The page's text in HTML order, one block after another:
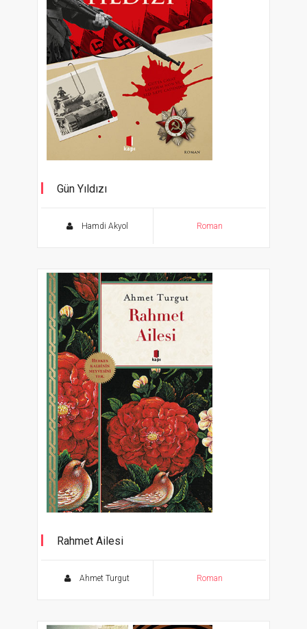
Gün Yıldızı
Hamdi Akyol Roman
Rahmet Ailesi
Ahmet Turgut Roman